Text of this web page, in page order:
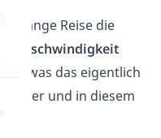
lange Reise die
und was das eigentlich
hier und in diesem